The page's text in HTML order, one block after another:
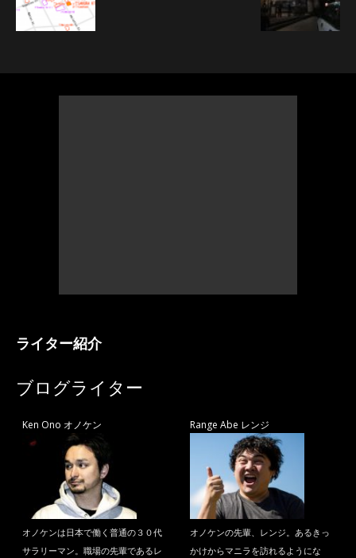
ライター紹介
ブログライター
Ken Ono オノケン
オノケンは日本で働く普通の３０代
サラリーマン。職場の先輩であるレ
Range Abe レンジ
オノケンの先輩、レンジ。あるきっ
かけからマニラを訪れるようにな